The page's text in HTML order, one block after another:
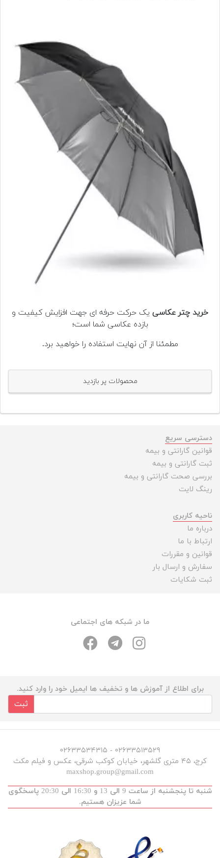
خرید چتر عکاسی یک حرکت حرفه ای جهت افزایش کیفیت و
بازده عکاسی شما است؛
مطمئنا از آن نهایت استفاده را خواهید برد.
محصولات پر بازدید
دسترسی سریع
قوانین گارانتی و بیمه
ثبت گارانتی و بیمه
بررسی صحت گارانتی و بیمه
رینگ لایت
ناحیه کاربری
درباره ما
ارتباط با ما
قوانین و مقررات
سفارش و ارسال بار
ثبت شکایات
ما در شبکه های اجتماعی
برای اطلاع از آموزش ها و تخفیف ها ایمیل خود را وارد کنید.
ثبت
۰۲۶۳۳۵۱۳۵۲۹ - ۰۲۶۳۳۵۳۴۳۱۵
کرج، ۴۵ متری گلشهر، خیابان کوکب شرقی، عکس و فیلم مکث
maxshop.group@gmail.com
شنبه تا پنجشنبه از ساعت 9 الی 13 و 16:30 الی 20:30 پاسخگوی
شما عزیزان هستیم.